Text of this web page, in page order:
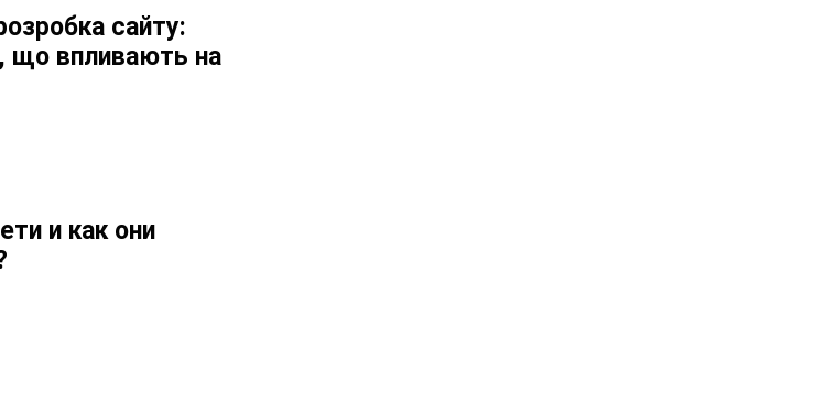
сайту:
що впливають на
и как они